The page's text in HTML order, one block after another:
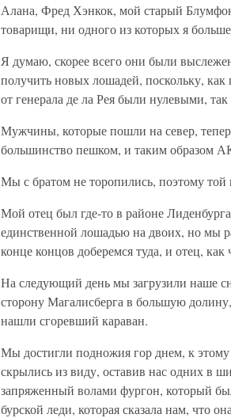
Алана, Фред Хэнкок, мой старый
товарищи, ни одного из которых я
Я думаю, скорее всего они были
получить новых лошадей, поскольку,
от генерала де ла Рея были нулевыми,
Мужчины, которые пошли на север,
большинство пешком, и таким образом
Мы с братом не торопились, поэтому той
Мой отец был где-то в районе
единственной лошадью на двоих, но мы
конце концов доберемся туда, и отец,
На следующий день мы загрузили наше
сторону Магалисберга в большую
нашли сгоревший караван.
Мы достигли подножия гор днем, к
скрылись из виду, оставив нас одних в
запряженный волами фургон, который
бурской леди, которая сказала нам, что